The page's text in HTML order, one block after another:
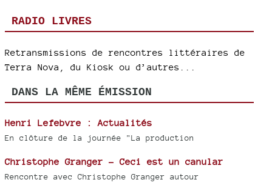
RADIO LIVRES
Retransmissions de rencontres littéraires de
Terra Nova, du Kiosk ou d’autres...
DANS LA MÊME ÉMISSION
Henri Lefebvre : Actualités
En clôture de la journée "La production
Christophe Granger - Ceci est un canular
Rencontre avec Christophe Granger autour